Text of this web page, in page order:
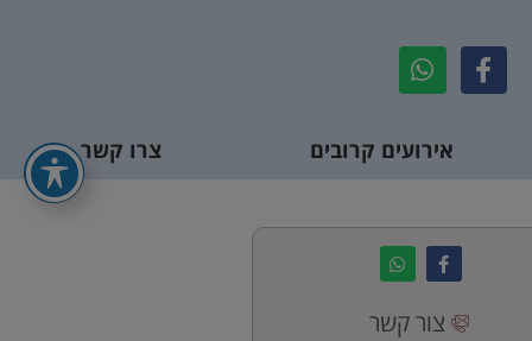
אירועים קרובים צרו קשר
צור קשר